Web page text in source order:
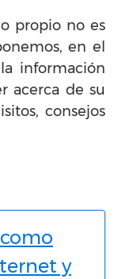
propio no es
en el
información
acerca de su
consejos
y